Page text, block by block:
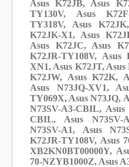
Asus K72JB, Asus
TY130V, Asus
TY318V, Asus
K72JK-X1, Asus
Asus K72JC, Asus
K72JR-TY108V, Asus
XN1, Asus K72JT, Asus
K72JW, Asus K72K,
Asus N73JQ-XV1,
TY069X, Asus N73JQ,
N73SV-A3-CBIL, Asus
CBIL, Asus N73SV-
N73SV-A1, Asus
K72JR-TY108V, Asus
XB2KN0BT00000Y,
70-NZYB1000Z, Asus